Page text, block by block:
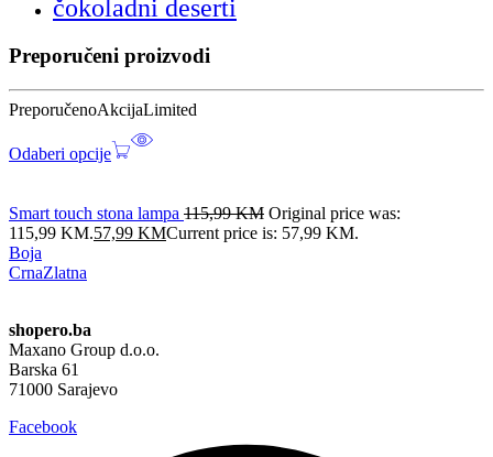
čokoladni deserti
Preporučeni proizvodi
PreporučenoAkcijaLimited
Odaberi opcije
Smart touch stona lampa 115,99KM Original price was:
115,99 KM.57,99 KMCurrent price is: 57,99 KM.
Boja
CrnaZlatna
shopero.ba
Maxano Group d.o.o.
Barska 61
71000 Sarajevo
Facebook